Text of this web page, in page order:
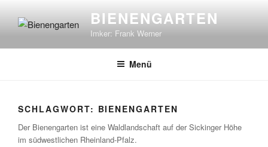
Inhalt
BIENENGARTEN
Imker: Frank Werner
Menü
SCHLAGWORT: BIENENGARTEN
Der Bienengarten ist eine Waldlandschaft auf der Sickinger Höhe
im südwestlichen Rheinland-Pfalz.